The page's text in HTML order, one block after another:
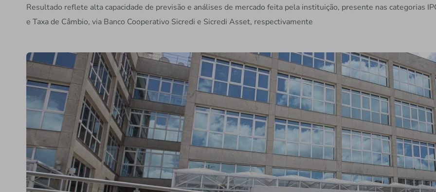
Resultado reflete alta capacidade de previsão e análises de mercado feita pela instituição, presente nas categorias
e Taxa de Câmbio, via Banco Cooperativo Sicredi e Sicredi Asset, respectivamente